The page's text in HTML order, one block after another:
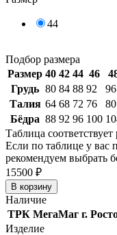
44
Подбор размера
Размер 40 42 44 46
Грудь 80 84 88 92 96
Талия 64 68 72 76 80
Бёдра 88 92 96 100
Таблица
Если по таблице у вас
рекомендуем выбрать
15500 ₽
Наличие
ТРК МегаМаг г.
Изделие